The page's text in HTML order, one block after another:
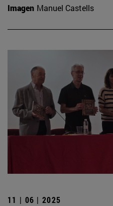
Imagen Manuel Castells
11 | 06 | 2025